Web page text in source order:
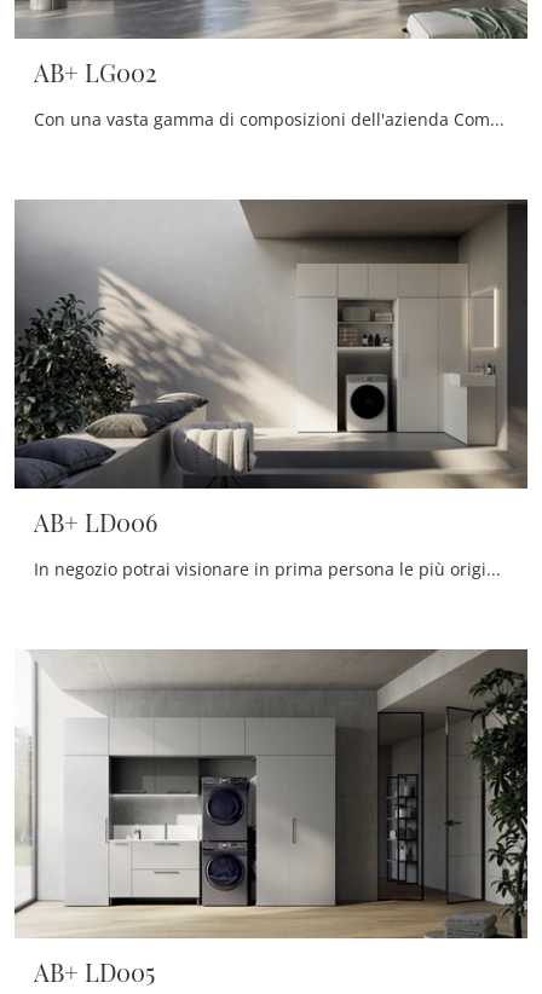
AB+ LG002
Con una vasta gamma di composizioni dell'azienda Compab potrai progettare il bagno nei minimi particolari, risolvendo le tue problematiche abitative.
AB+ LD006
In negozio potrai visionare in prima persona le più originali composizioni del noto e rinomato marchio: ti aspettiamo per arredare insieme la stanza ...
AB+ LD005